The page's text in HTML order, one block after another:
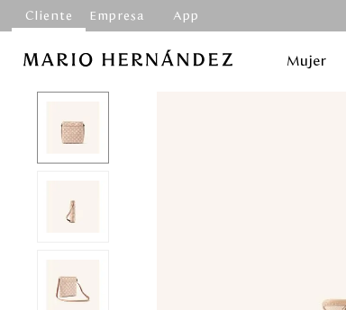
Cliente Empresa App
Mujer